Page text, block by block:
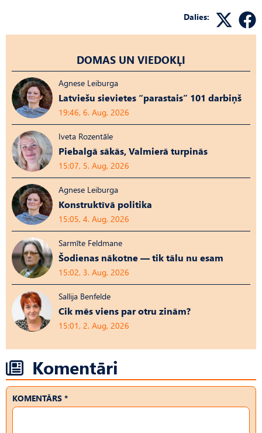
Dalies:
DOMAS UN VIEDOKĻI
Agnese Leiburga
Latviešu sievietes “parastais” 101 darbiņš
19:46, 6. Aug, 2026
Iveta Rozentāle
Piebalgā sākās, Valmierā turpinās
15:07, 5. Aug, 2026
Agnese Leiburga
Konstruktīvā politika
15:05, 4. Aug, 2026
Sarmīte Feldmane
Šodienas nākotne — tik tālu nu esam
15:02, 3. Aug, 2026
Sallija Benfelde
Cik mēs viens par otru zinām?
15:01, 2. Aug, 2026
Komentāri
KOMENTĀRS *